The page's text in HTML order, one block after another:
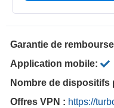
Garantie de
Application mobile:
Nombre de dispositifs
Offres VPN : https://